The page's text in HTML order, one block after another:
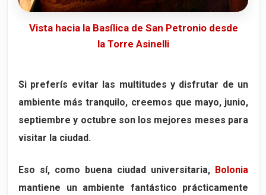
Vista hacia la Basílica de San Petronio desde
la Torre Asinelli
Si preferís evitar las multitudes y disfrutar de un
ambiente más tranquilo, creemos que mayo, junio,
septiembre y octubre son los mejores meses para
visitar la ciudad.
Eso sí, como buena ciudad universitaria, Bolonia
mantiene un ambiente fantástico prácticamente